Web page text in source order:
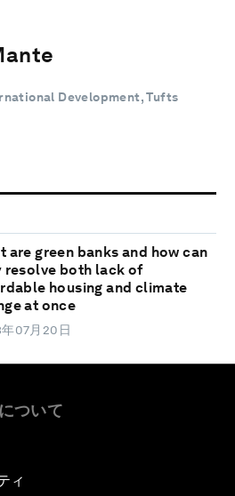
Development, Tufts
are green banks and how can
resolve both lack of
housing and climate
at once
07月20日
ついて
ィ